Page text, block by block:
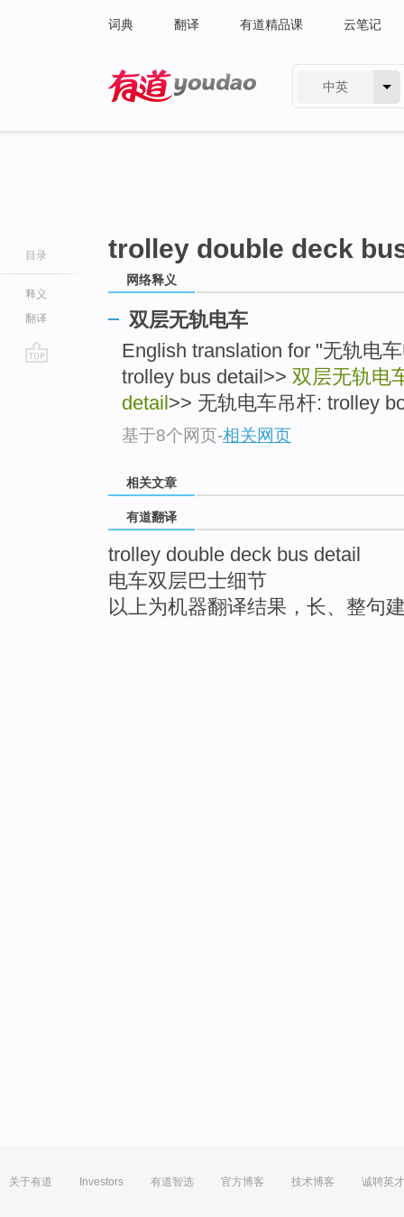
词典 翻译 有道精品课 云笔记
中英
目录
释义
翻译
trolley double deck
网络释义
双层无轨电车
English translation for "无轨电
trolley bus detail>> 双层无轨电
detail >> 无轨电车吊杆: trolley
基于8个网页-相关网页
相关文章
有道翻译
trolley double deck bus detail
电车双层巴士细节
以上为机器翻译结果，长、整句
关于有道 Investors 有道智选 官方博客 技术博客 诚聘英才